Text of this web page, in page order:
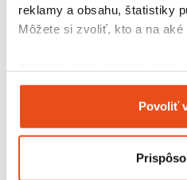
reklamy a obsahu, štatistiky
Môžete si zvoliť, kto a na aké
Zhromažďovať
polohe s presnosťou na
Identifikovať vaše
Povoliť
Krabička s
14,76 € s